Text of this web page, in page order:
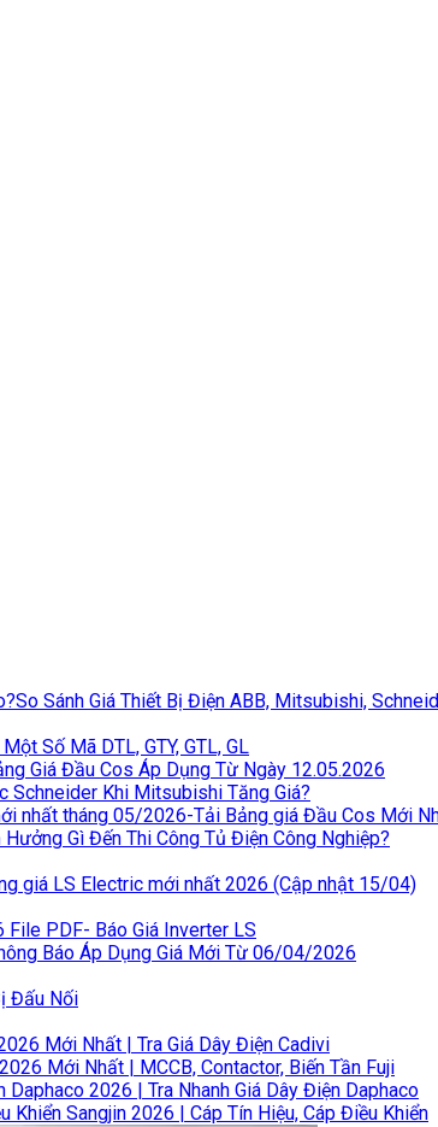
So Sánh Giá Thiết Bị Điện ABB, Mitsubishi,
Số Mã DTL, GTY, GTL, GL
Giá Đầu Cos Áp Dụng Từ Ngày 12.05.2026
Schneider Khi Mitsubishi Tăng Giá?
nhất tháng 05/2026-Tải Bảng giá Đầu Cos Mới
Gì Đến Thi Công Tủ Điện Công Nghiệp?
giá LS Electric mới nhất 2026 (Cập nhật 15/04)
File PDF- Báo Giá Inverter LS
Báo Áp Dụng Giá Mới Từ 06/04/2026
Đấu Nối
Mới Nhất | Tra Giá Dây Điện Cadivi
Mới Nhất | MCCB, Contactor, Biến Tần Fuji
Daphaco 2026 | Tra Nhanh Giá Dây Điện Daphaco
Khiển Sangjin 2026 | Cáp Tín Hiệu, Cáp Điều Khiển